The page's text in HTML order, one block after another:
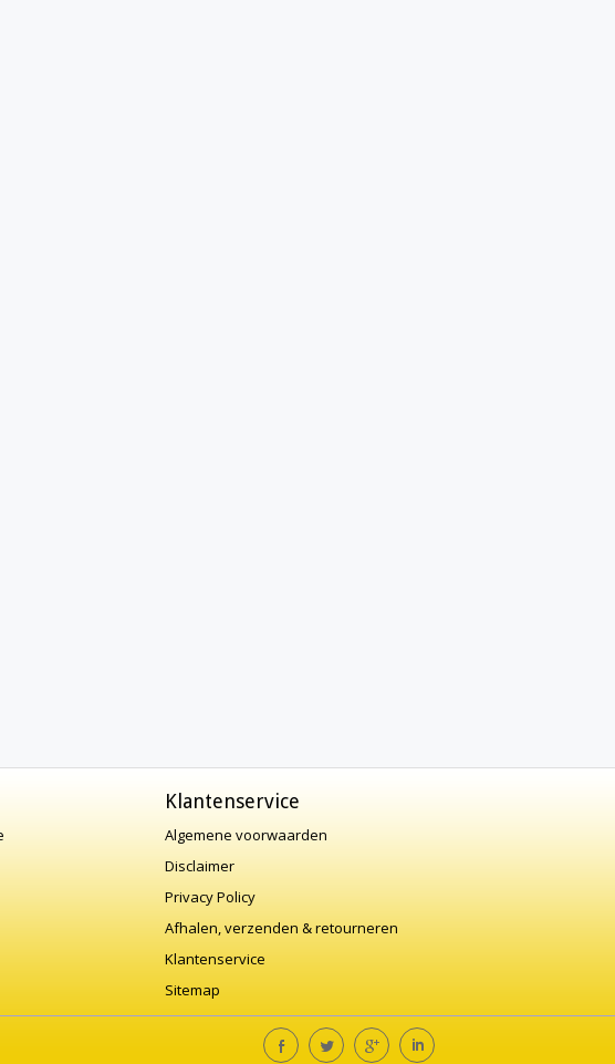
Klantenservice
Algemene voorwaarden
Disclaimer
Privacy Policy
Afhalen, verzenden & retourneren
Klantenservice
Sitemap